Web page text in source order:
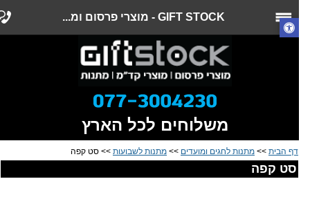
GIFT STOCK - מוצרי פרסום ומ...
משלוחים לכל הארץ
דף הבית>>מתנות לחגים ומועדים>>מתנות לשבועות>> סט קפה
סט קפה